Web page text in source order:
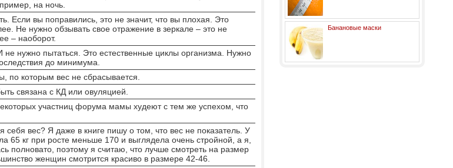
на ночь.
Если вы поправились, это не значит, что вы плохая. Это
Не нужно обзывать свое отражение в зеркале – это не
– наоборот.
нужно пытаться. Это естественные циклы организма. Нужно
до минимума.
по которым вес не сбрасывается.
связана с КД или овуляцией.
участниц форума мамы худеют с тем же успехом, что
себя вес? Я даже в книге пишу о том, что вес не показатель. У
65 кг при росте меньше 170 и выглядела очень стройной, а я,
полновато, поэтому я считаю, что лучше смотреть на размер
женщин смотрится красиво в размере 42-46.
Банановые маски